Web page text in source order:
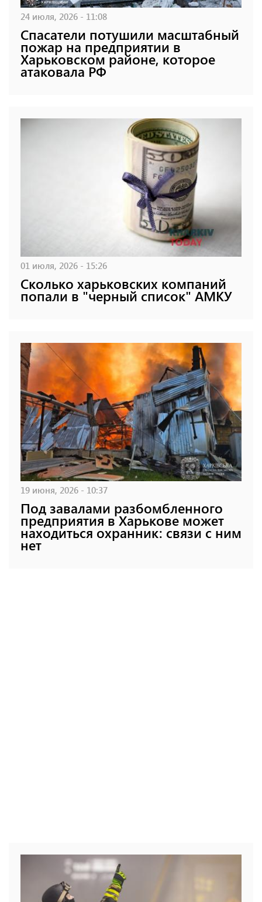
24 июля, 2026 - 11:08
Спасатели потушили масштабный
пожар на предприятии в
Харьковском районе, которое
атаковала РФ
01 июля, 2026 - 15:26
Сколько харьковских компаний
попали в "черный список" АМКУ
19 июня, 2026 - 10:37
Под завалами разбомбленного
предприятия в Харькове может
находиться охранник: связи с ним
нет